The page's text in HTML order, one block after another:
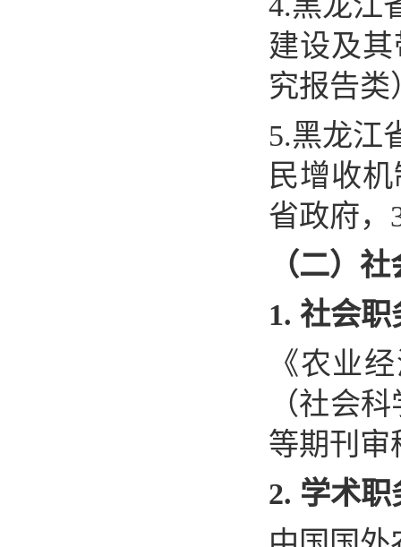
建设及
究报告类
5.黑龙江
民增收
省政府，
（二）
1. 社会职
《农业
（社会
等期刊审
2. 学术职